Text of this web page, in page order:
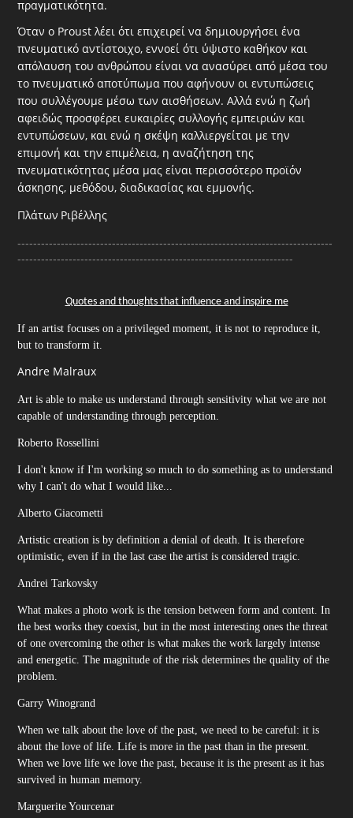
πραγματικότητα.
Όταν ο Proust λέει ότι επιχειρεί να δημιουργήσει ένα
πνευματικό αντίστοιχο, εννοεί ότι ύψιστο καθήκον και
απόλαυση του ανθρώπου είναι να ανασύρει από μέσα του
το πνευματικό αποτύπωμα που αφήνουν οι εντυπώσεις
που συλλέγουμε μέσω των αισθήσεων. Αλλά ενώ η ζωή
αφειδώς προσφέρει ευκαιρίες συλλογής εμπειριών και
εντυπώσεων, και ενώ η σκέψη καλλιεργείται με την
επιμονή και την επιμέλεια, η αναζήτηση της
πνευματικότητας μέσα μας είναι περισσότερο προϊόν
άσκησης, μεθόδου, διαδικασίας και εμμονής.
Πλάτων Ριβέλλης
--------------------------------------------------------------------------------
----------------------------------------------------------------------
Quotes and thoughts that influence and inspire me
If an artist focuses on a privileged moment, it is not to reproduce it,
but to transform it.
Andre Malraux
Art is able to make us understand through sensitivity what we are not
capable of understanding through perception.
Roberto Rossellini
I don't know if I'm working so much to do something as to understand
why I can't do what I would like...
Alberto Giacometti
Artistic creation is by definition a denial of death. It is therefore
optimistic, even if in the last case the artist is considered tragic.
Andrei Tarkovsky
What makes a photo work is the tension between form and content. In
the best works they coexist, but in the most interesting ones the threat
of one overcoming the other is what makes the work largely intense
and energetic. The magnitude of the risk determines the quality of the
problem.
Garry Winogrand
When we talk about the love of the past, we need to be careful: it is
about the love of life. Life is more in the past than in the present.
When we love life we love the past, because it is the present as it has
survived in human memory.
Marguerite Yourcenar